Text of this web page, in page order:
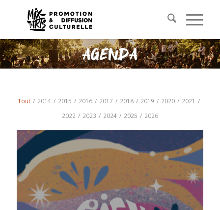
Tout / 2014 / 2015 / 2016 / 2017 / 2018 / 2019 / 2020 / 2021 /
2022 / 2023 / 2024 / 2025 / 2026